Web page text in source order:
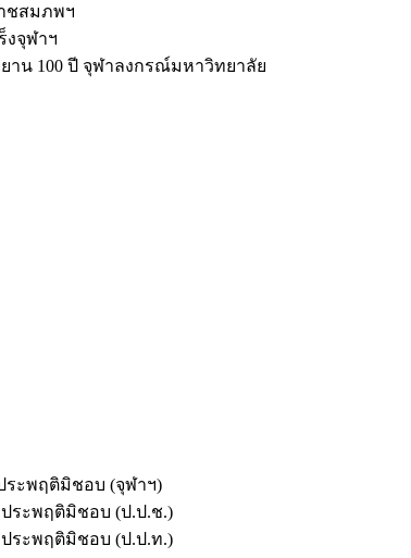
ชสมภพฯ
งจุฬาฯ
าน 100 ปี จุฬาลงกรณ์มหาวิทยาลัย
ระพฤติมิชอบ (จุฬาฯ)
ระพฤติมิชอบ (ป.ป.ช.)
ระพฤติมิชอบ (ป.ป.ท.)